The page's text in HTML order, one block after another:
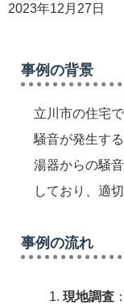
2023年12月27日
事例の背景
立川市の住宅
騒音が発生す
湯器からの騒
しており、適
事例の流れ
現地調査